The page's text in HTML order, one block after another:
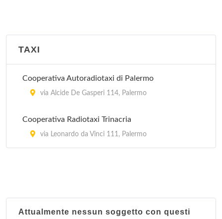
TAXI
Cooperativa Autoradiotaxi di Palermo
via Alcide De Gasperi 114, Palermo
Cooperativa Radiotaxi Trinacria
via Leonardo da Vinci 111, Palermo
Attualmente nessun soggetto con questi